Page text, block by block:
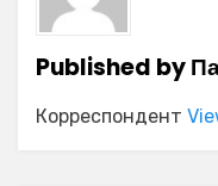
Published by
Корреспондент